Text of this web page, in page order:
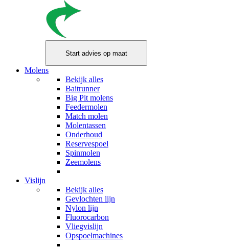
Molens
Bekijk alles
Baitrunner
Big Pit molens
Feedermolen
Match molen
Molentassen
Onderhoud
Reservespoel
Spinmolen
Zeemolens
Vislijn
Bekijk alles
Gevlochten lijn
Nylon lijn
Fluorocarbon
Vliegvislijn
Opspoelmachines